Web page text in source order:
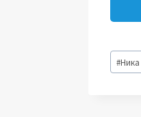
Метки
#